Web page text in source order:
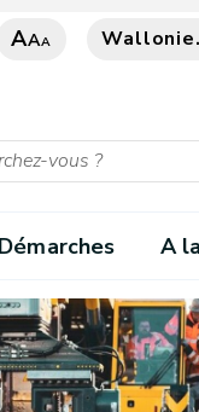
AAA
Démarches A